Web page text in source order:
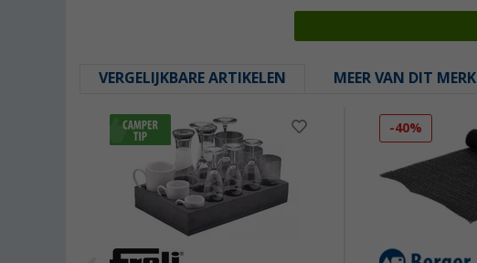
VERGELIJKBARE ARTIKELEN MEER VAN DIT MERK
-40%